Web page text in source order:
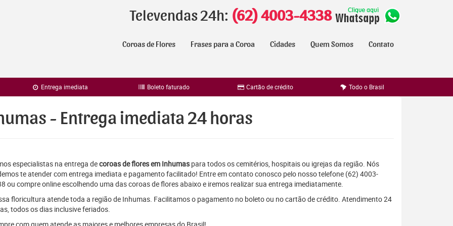
Televendas 24h: (62) 4003-4338
Coroas de Flores Frases para a Coroa Cidades Quem Somos Contato
Entrega imediata Boleto faturado Cartão de crédito Todo o Brasil
- Entrega imediata 24 horas
especialistas na entrega decoroas de flores em Inhumas para todos os cemitérios, hospitais ou igrejas da região. Nós
te atender com entrega imediata e pagamento facilitado! Entre em contato conosco pelo nosso telefone (62) 4003-
ou compre online escolhendo uma das coroas de flores abaixo e iremos realizar sua entrega imediatamente.
floricultura atende toda a região de Inhumas. Facilitamos o pagamento no boleto ou no cartão de crédito. Atendimento 24
todos os dias inclusive feriados.